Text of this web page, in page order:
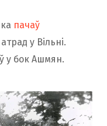
пачаў
у Вільні.
у бок Ашмян.